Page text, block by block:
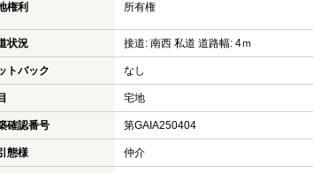
権利 所有権
状況 接道: 南西 私道 道路幅: 4ｍ
トバック なし
宅地
確認番号 第GAIA250404
態様 仲介